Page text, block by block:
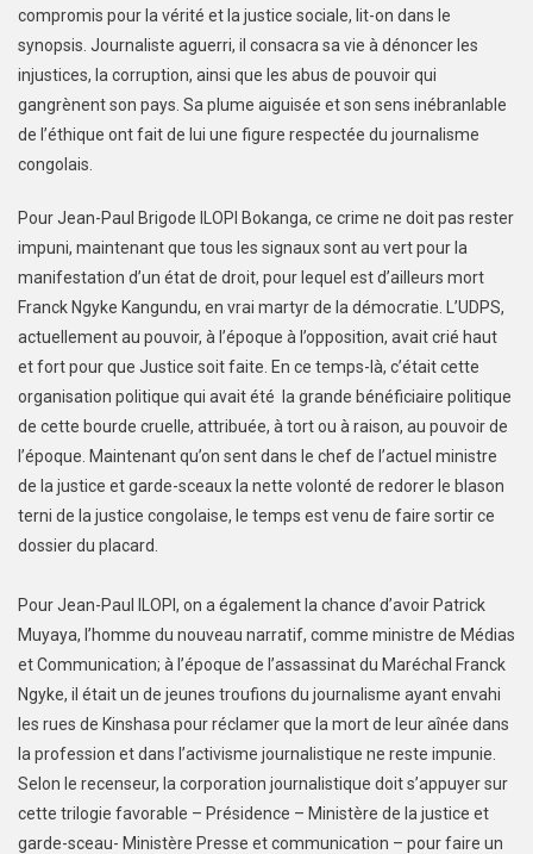
compromis pour la vérité et la justice sociale, lit-on dans le
synopsis. Journaliste aguerri, il consacra sa vie à dénoncer les
injustices, la corruption, ainsi que les abus de pouvoir qui
gangrènent son pays. Sa plume aiguisée et son sens inébranlable
de l’éthique ont fait de lui une figure respectée du journalisme
congolais.
Pour Jean-Paul Brigode ILOPI Bokanga, ce crime ne doit pas rester
impuni, maintenant que tous les signaux sont au vert pour la
manifestation d’un état de droit, pour lequel est d’ailleurs mort
Franck Ngyke Kangundu, en vrai martyr de la démocratie. L’UDPS,
actuellement au pouvoir, à l’époque à l’opposition, avait crié haut
et fort pour que Justice soit faite. En ce temps-là, c’était cette
organisation politique qui avait été la grande bénéficiaire politique
de cette bourde cruelle, attribuée, à tort ou à raison, au pouvoir de
l’époque. Maintenant qu’on sent dans le chef de l’actuel ministre
de la justice et garde-sceaux la nette volonté de redorer le blason
terni de la justice congolaise, le temps est venu de faire sortir ce
dossier du placard.
Pour Jean-Paul ILOPI, on a également la chance d’avoir Patrick
Muyaya, l’homme du nouveau narratif, comme ministre de Médias
et Communication; à l’époque de l’assassinat du Maréchal Franck
Ngyke, il était un de jeunes troufions du journalisme ayant envahi
les rues de Kinshasa pour réclamer que la mort de leur aînée dans
la profession et dans l’activisme journalistique ne reste impunie.
Selon le recenseur, la corporation journalistique doit s’appuyer sur
cette trilogie favorable – Présidence – Ministère de la justice et
garde-sceau- Ministère Presse et communication – pour faire un